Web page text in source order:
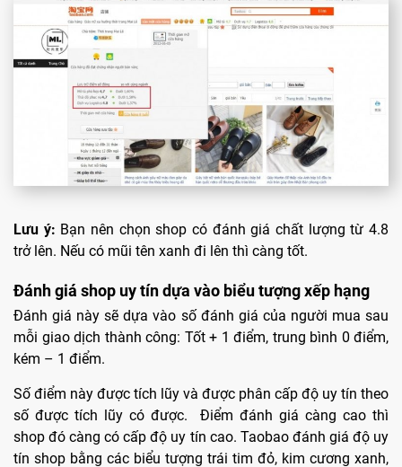
Lưu ý: Bạn nên chọn shop có đánh giá chất lượng từ 4.8
trở lên. Nếu có mũi tên xanh đi lên thì càng tốt.
Đánh giá shop uy tín dựa vào biểu tượng xếp hạng
Đánh giá này sẽ dựa vào số đánh giá của người mua sau
mỗi giao dịch thành công: Tốt + 1 điểm, trung bình 0 điểm,
kém – 1 điểm.
Số điểm này được tích lũy và được phân cấp độ uy tín theo
số được tích lũy có được. Điểm đánh giá càng cao thì
shop đó càng có cấp độ uy tín cao. Taobao đánh giá độ uy
tín shop bằng các biểu tượng trái tim đỏ, kim cương xanh,